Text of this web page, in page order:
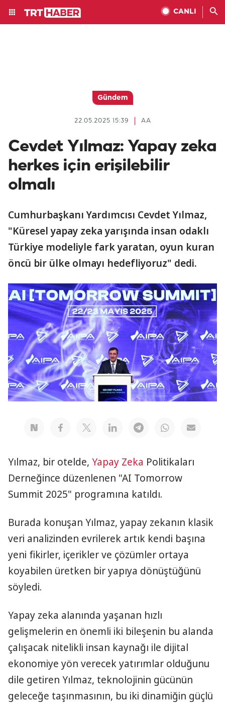
CANLI
Gündem
AA
22.05.2025 15:39
Cevdet Yılmaz: Yapay zeka
herkes için erişilebilir
olmalı
Cumhurbaşkanı Yardımcısı Cevdet Yılmaz,
"Küresel yapay zeka yarışında insan odaklı
Türkiye modeliyle fark yaratan, oyun kuran
öncü bir ülke olmayı hedefliyoruz" dedi.
Yılmaz, bir otelde, Yapay Zeka Politikaları
Derneğince düzenlenen "AI Tomorrow
Summit 2025" programına katıldı.
Burada konuşan Yılmaz, yapay zekanın klasik
veri analizinden evrilerek artık kendi başına
yeni fikirler, içerikler ve çözümler ortaya
koyabilen üretken bir yapıya dönüştüğünü
söyledi.
Yapay zeka alanında yaşanan hızlı
gelişmelerin en önemli iki bileşenin bu alanda
çalışacak nitelikli insan kaynağı ile dijital
ekonomiye yön verecek yatırımlar olduğunu
dile getiren Yılmaz, teknolojinin gücünün
geleceğe taşınmasının, bu iki dinamiğin güçlü